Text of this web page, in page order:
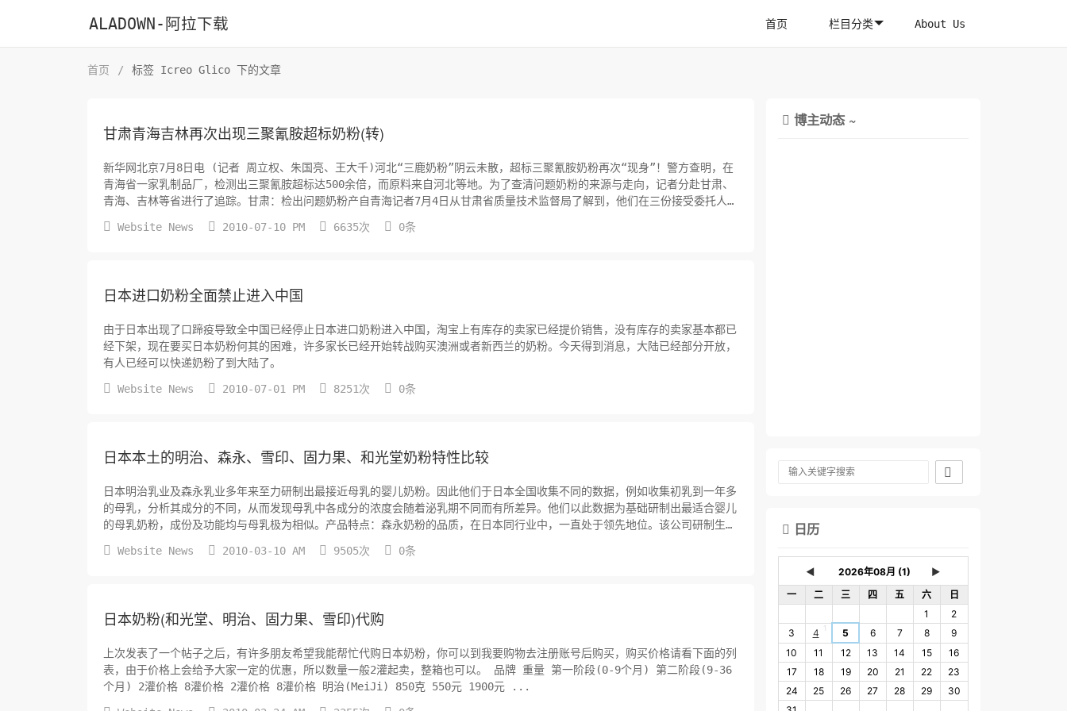
ALADOWN-阿拉下载 首页 栏目分类 About Us
首页 / 标签 Icreo Glico 下的文章
甘肃青海吉林再次出现三聚氰胺超标奶粉(转)
新华网北京7月8日电 (记者 周立权、朱国亮、王大千)河北“三鹿奶粉”阴云未散，超标三聚氰胺奶粉再次“现身”！警方查明，在
青海省一家乳制品厂，检测出三聚氰胺超标达500余倍，而原料来自河北等地。为了查清问题奶粉的来源与走向，记者分赴甘肃、
青海、吉林等省进行了追踪。甘肃：检出问题奶粉产自青海记者7月4日从甘肃省质量技术监督局了解到，他们在三份接受委托人送
 Website News  2010-07-10 PM  6635次  0条
日本进口奶粉全面禁止进入中国
由于日本出现了口蹄疫导致全中国已经停止日本进口奶粉进入中国，淘宝上有库存的卖家已经提价销售，没有库存的卖家基本都已
经下架，现在要买日本奶粉何其的困难，许多家长已经开始转战购买澳洲或者新西兰的奶粉。今天得到消息，大陆已经部分开放，
有人已经可以快递奶粉了到大陆了。
 Website News  2010-07-01 PM  8251次  0条
日本本土的明治、森永、雪印、固力果、和光堂奶粉特性比较
日本明治乳业及森永乳业多年来至力研制出最接近母乳的婴儿奶粉。因此他们于日本全国收集不同的数据，例如收集初乳到一年多
的母乳，分析其成分的不同，从而发现母乳中各成分的浓度会随着泌乳期不同而有所差异。他们以此数据为基础研制出最适合婴儿
的母乳奶粉，成份及功能均与母乳极为相似。产品特点：森永奶粉的品质，在日本同行业中，一直处于领先地位。该公司研制生产
 Website News  2010-03-10 AM  9505次  0条
日本奶粉(和光堂、明治、固力果、雪印)代购
上次发表了一个帖子之后，有许多朋友希望我能帮忙代购日本奶粉，你可以到我要购物去注册账号后购买，购买价格请看下面的列
表，由于价格上会给予大家一定的优惠，所以数量一般2灌起卖，整箱也可以。 品牌 重量 第一阶段(0-9个月) 第二阶段(9-36
个月) 2灌价格 8灌价格 2灌价格 8灌价格 明治(MeiJi) 850克 550元 1900元 ...
 博主动态 ~

 日历
◄
►
一
二 三 四 五 六
日
1
2
3
4 1 5 6 7 8
9
10
11 12 13 14 15
16
17
18 19 20 21 22
23
24
25 26 27 28 29
30